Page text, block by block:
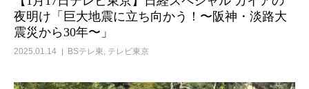
夜明け「巨大地震に立ち向かう！〜阪神・淡路大
震災から30年〜」
2025.01.14 BSテレ東, テレビ東京
作品リスト
VOICE